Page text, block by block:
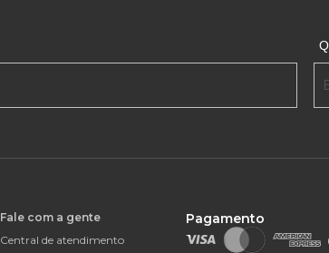
Fale com a gente
Central de atendimento
Pagamento